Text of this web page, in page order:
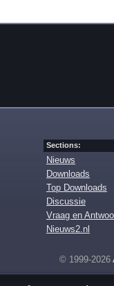
Sections:
Nieuws
Downloads
Top Downloads
Discussie
Vraag en
Nieuws2.nl
© 1999-2026